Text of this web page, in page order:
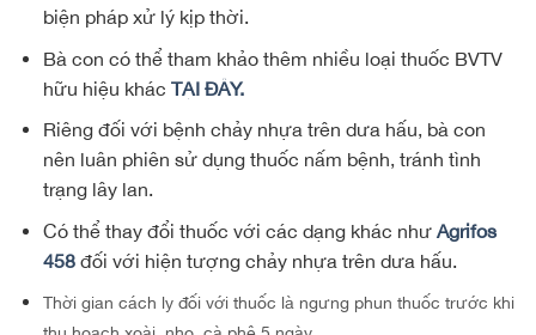
biện pháp xử lý kịp thời.
Bà con có thể tham khảo thêm nhiều loại thuốc BVTV
hữu hiệu khác TẠI ĐÂY.
Riêng đối với bệnh chảy nhựa trên dưa hấu, bà con
nên luân phiên sử dụng thuốc nấm bệnh, tránh tình
trạng lây lan.
Có thể thay đổi thuốc với các dạng khác nhưAgrifos
458đối với hiện tượng chảy nhựa trên dưa hấu.
Thời gian cách ly đối với thuốc là ngưng phun thuốc trước khi